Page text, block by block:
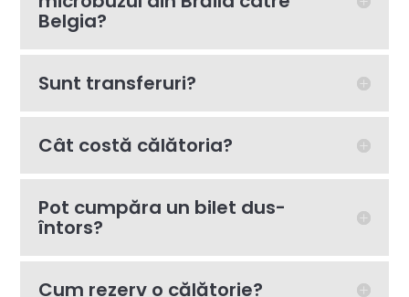
Belgia?
Sunt transferuri?
Cât costă călătoria?
Pot cumpăra un bilet dus-
întors?
Cum rezerv o călătorie?